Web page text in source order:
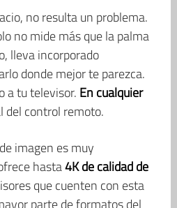
no resulta un problema.
no mide más que la palma
lleva incorporado
donde mejor te parezca.
a tu televisor. En cualquier
del control remoto.
imagen es muy
hasta4K de calidad de
que cuenten con esta
parte de formatos del